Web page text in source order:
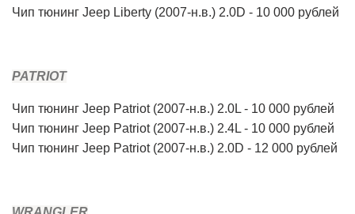
Чип тюнинг Jeep Liberty (2007-н.в.) 2.0D - 10 000 рублей
PATRIOT
Чип тюнинг Jeep Patriot (2007-н.в.) 2.0L - 10 000 рублей
Чип тюнинг Jeep Patriot (2007-н.в.) 2.4L - 10 000 рублей
Чип тюнинг Jeep Patriot (2007-н.в.) 2.0D - 12 000 рублей